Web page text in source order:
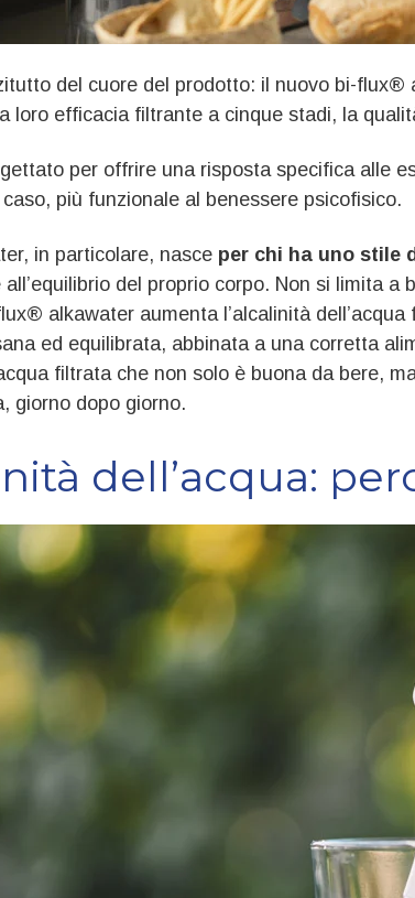
del cuore del prodotto: il nuovo bi‑flux®
loro efficacia filtrante a cinque stadi, la
per offrire una risposta specifica alle
più funzionale al benessere psicofisico.
in particolare, nasce per chi ha uno stile
all’equilibrio del proprio corpo. Non si limita
alkawater aumenta l’alcalinità
ed equilibrata, abbinata a una corretta
filtrata che non solo è buona da bere,
giorno dopo giorno.
dell’acqua: